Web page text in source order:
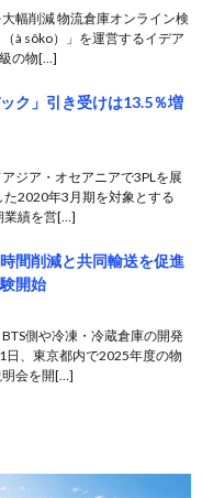
幅削減 物流倉庫オンライン検
à sôko）」を運営するイデア
の物[…]
ク」引き受けは13.5％増
ジア・オセアニアで3PLを展
2020年3月期を対象とする
業績を営[…]
間削減と共同輸送を促進
開始
側や冷凍・冷蔵倉庫の開発
日、東京都内で2025年度の物
明会を開[…]